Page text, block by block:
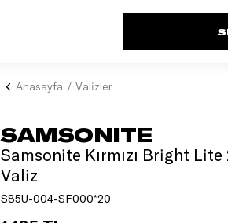
Anasayfa Valizler
SAMSONITE
Samsonite Kırmızı Bright
Valiz
S85U-004-SF000*20